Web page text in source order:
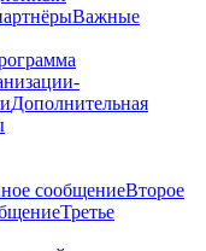
Важные
Дополнительная
сообщениеВторое
Третье